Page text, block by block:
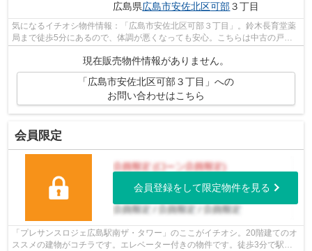
広島県広島市安佐北区可部３丁目
気になるイチオシ物件情報：「広島市安佐北区可部３丁目」。鈴木長育堂薬
局まで徒歩5分にあるので、体調が悪くなっても安心。こちらは中古の戸建
てです。駅まで徒歩15分の場所に立地し...
現在販売物件情報がありません。
「広島市安佐北区可部３丁目」への
お問い合わせはこちら
会員限定
会員登録をして限定物件を見る
「プレサンスロジェ広島駅南ザ・タワー」のここがイチオシ。20階建てのオ
ススメの建物がコチラです。エレベーター付きの物件です。徒歩3分で駅に